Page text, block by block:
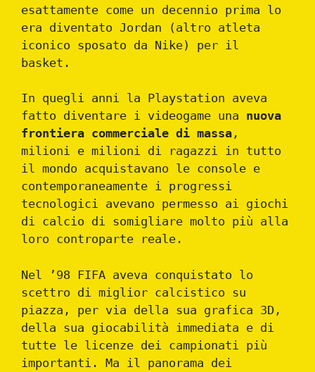
esattamente come un decennio prima lo
era diventato Jordan (altro atleta
iconico sposato da Nike) per il
basket.
In quegli anni la Playstation aveva
fatto diventare i videogame una nuova
frontiera commerciale di massa ,
milioni e milioni di ragazzi in tutto
il mondo acquistavano le console e
contemporaneamente i progressi
tecnologici avevano permesso ai giochi
di calcio di somigliare molto più alla
loro controparte reale.
Nel ’98 FIFA aveva conquistato lo
scettro di miglior calcistico su
piazza, per via della sua grafica 3D,
della sua giocabilità immediata e di
tutte le licenze dei campionati più
importanti. Ma il panorama dei